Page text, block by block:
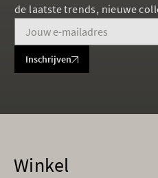
de laatste trends, nieuwe
Inschrijven
Winkel